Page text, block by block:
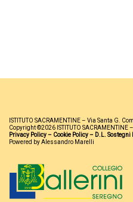
ISTITUTO SACRAMENTINE – Via Santa G.
Copyright ©2026 ISTITUTO SACRAMENTINE
Privacy Policy– Cookie Policy– D.L. Sostegni
Powered by Alessandro Marelli